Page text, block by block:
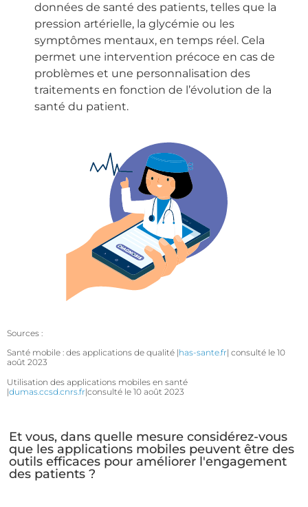
données de santé des patients, telles que la
pression artérielle, la glycémie ou les
symptômes mentaux, en temps réel. Cela
permet une intervention précoce en cas de
problèmes et une personnalisation des
traitements en fonction de l’évolution de la
santé du patient.
Sources :
Santé mobile : des applications de qualité |has-sante.fr| consulté le 10
août 2023
Utilisation des applications mobiles en santé
|dumas.ccsd.cnrs.fr|consulté le 10 août 2023
Et vous, dans quelle mesure considérez-vous
que les applications mobiles peuvent être des
outils efficaces pour améliorer l'engagement
des patients ?